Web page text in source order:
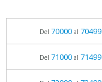
Del 70000al 70499
Del 71000al 71499